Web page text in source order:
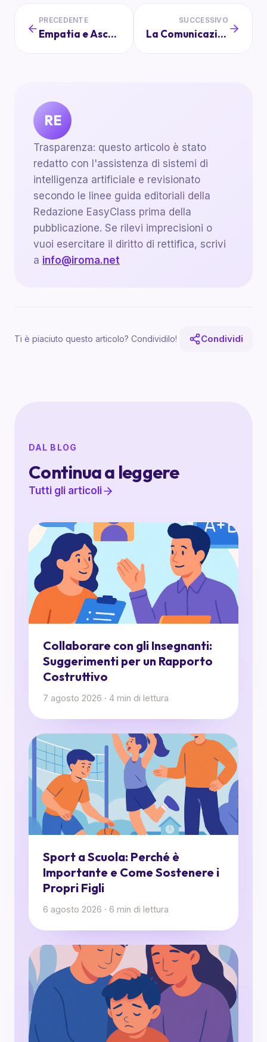
PRECEDENTE
Empatia e Ascolto Attivo: Fondamenti per Genitori Coinvolti
SUCCESSIVO
La Comunicazione Efficace tra Genitori e Insegnanti
RE
Trasparenza: questo articolo è stato
redatto con l'assistenza di sistemi di
intelligenza artificiale e revisionato
secondo le linee guida editoriali della
Redazione EasyClass prima della
pubblicazione. Se rilevi imprecisioni o
vuoi esercitare il diritto di rettifica, scrivi
a info@iroma.net
Ti è piaciuto questo articolo? Condividilo! Condividi
DAL BLOG
Continua a leggere
Tutti gli articoli
Collaborare con gli Insegnanti:
Suggerimenti per un Rapporto
Costruttivo
7 agosto 2026 · 4 min di lettura
Sport a Scuola: Perché è
Importante e Come Sostenere i
Propri Figli
6 agosto 2026 · 6 min di lettura